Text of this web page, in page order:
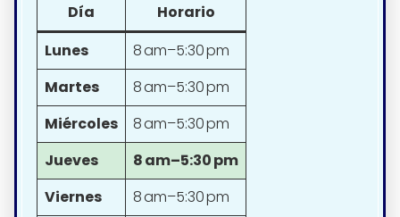
Día
Horario
Lunes
8 am–5:30 pm
Martes
8 am–5:30 pm
Miércoles
8 am–5:30 pm
Jueves
8 am–5:30 pm
Viernes
8 am–5:30 pm